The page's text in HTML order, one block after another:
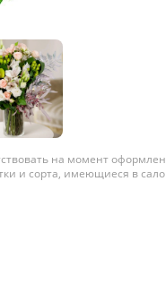
на момент
и сорта, имеющиеся в